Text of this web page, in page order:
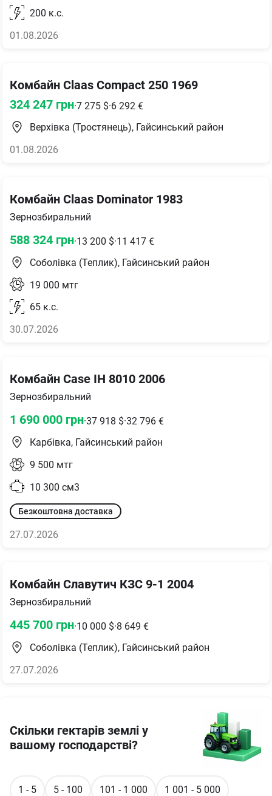
200 к.с.
01.08.2026
Комбайн Claas Compact 250 1969
324 247 грн·7 275 $·6 292 €
Верхівка (Тростянець), Гайсинський район
01.08.2026
Комбайн Claas Dominator 1983
Зернозбиральний
588 324 грн·13 200 $·11 417 €
Соболівка (Теплик), Гайсинський район
19 000 мтг
65 к.с.
30.07.2026
Комбайн Case IH 8010 2006
Зернозбиральний
1 690 000 грн·37 918 $·32 796 €
Карбівка, Гайсинський район
9 500 мтг
10 300 см3
Безкоштовна доставка
27.07.2026
Комбайн Славутич КЗС 9-1 2004
Зернозбиральний
445 700 грн·10 000 $·8 649 €
Соболівка (Теплик), Гайсинський район
27.07.2026
Скільки гектарів землі у
вашому господарстві?
1 - 5 5 - 100 101 - 1 000 1 001 - 5 000